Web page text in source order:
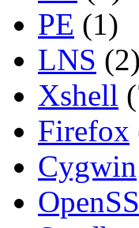
PE (1)
LNS (2)
Xshell
Firefox
Cygwin